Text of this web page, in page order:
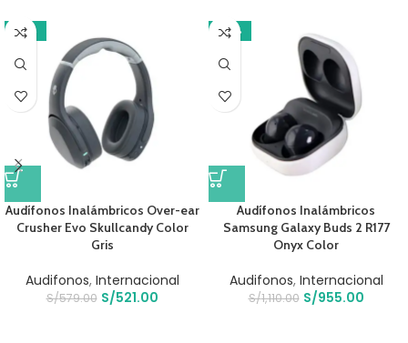
-10%
Audífonos Inalámbricos Over-ear
Crusher Evo Skullcandy Color
Gris
Audifonos, Internacional
S/579.00 S/521.00
-14%
Audífonos Inalámbricos
Samsung Galaxy Buds 2 R177
Onyx Color
Audifonos, Internacional
S/1,110.00 S/955.00